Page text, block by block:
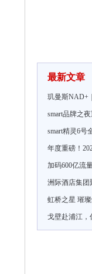
最新文章
玑曼斯NAD+
smart品牌之
smart精灵6号
年度重磅！
加码600亿流
洲际酒店集团
虹桥之星 璀
戈壁赴浦江